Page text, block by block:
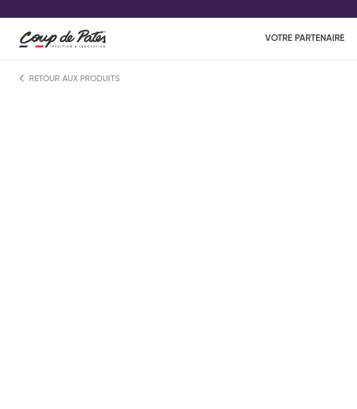
VOTRE PARTENAIRE
Conservez votre sélection produit Coup de Coeur
RETOUR AUX PRODUITS